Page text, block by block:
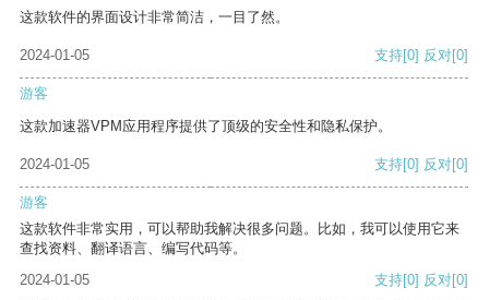
这款软件的界面设计非常简洁，一目了然。
2024-01-05 支持[0] 反对[0]
游客
这款加速器VPM应用程序提供了顶级的安全性和隐私保护。
2024-01-05 支持[0] 反对[0]
游客
这款软件非常实用，可以帮助我解决很多问题。比如，我可以使用它来
查找资料、翻译语言、编写代码等。
2024-01-05
支持[0] 反对[0]